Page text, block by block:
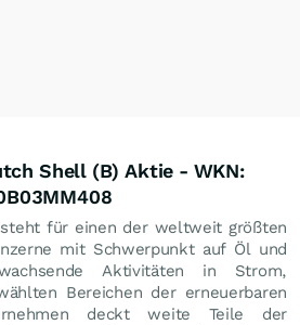
Shell (B) Aktie - WKN:
für einen der weltweit größten
mit Schwerpunkt auf Öl und
Aktivitäten in Strom,
Bereichen der erneuerbaren
deckt weite Teile der